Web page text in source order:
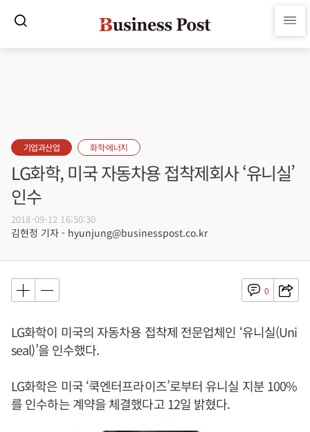
기업과산업 화학·에너지
LG화학, 미국 자동차용 접착제회사 ‘유니실’
인수
2018-09-12 16:50:30
김현정 기자 - hyunjung@businesspost.co.kr
0
LG화학이 미국의 자동차용 접착제 전문업체인 ‘유니실(Uni
seal)’을 인수했다.
LG화학은 미국 ‘쿡엔터프라이즈’로부터 유니실 지분 100%
를 인수하는 계약을 체결했다고 12일 밝혔다.